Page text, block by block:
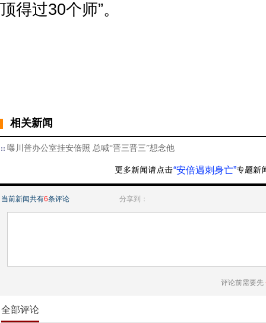
顶得过30个师”。
相关新闻
曝川普办公室挂安倍照 总喊“晋三晋三”想念他
“安倍遇刺身亡”
当前新闻共有6条评论 分享到：
评论前需要先
全部评论